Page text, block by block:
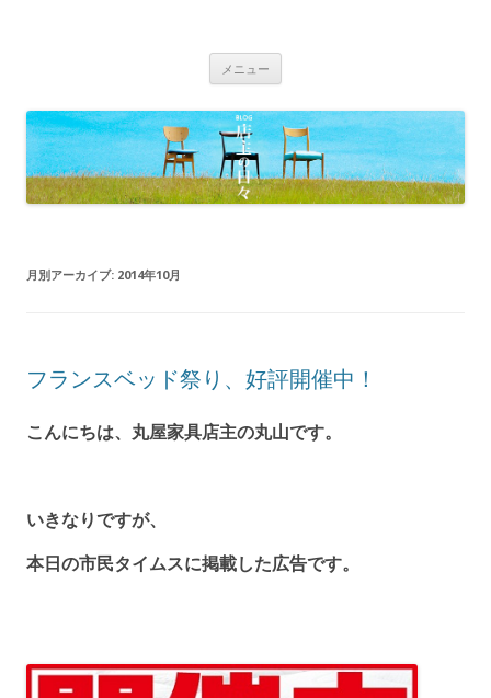
市・塩尻市 木の家具、こだわりの家
具の専門店
メニュー
テ
ン
ツ
へ
移
月別アーカイブ: 2014年10月
フランスベッド祭り、好評開催中！
こんにちは、丸屋家具店主の丸山です。
いきなりですが、
本日の市民タイムスに掲載した広告です。